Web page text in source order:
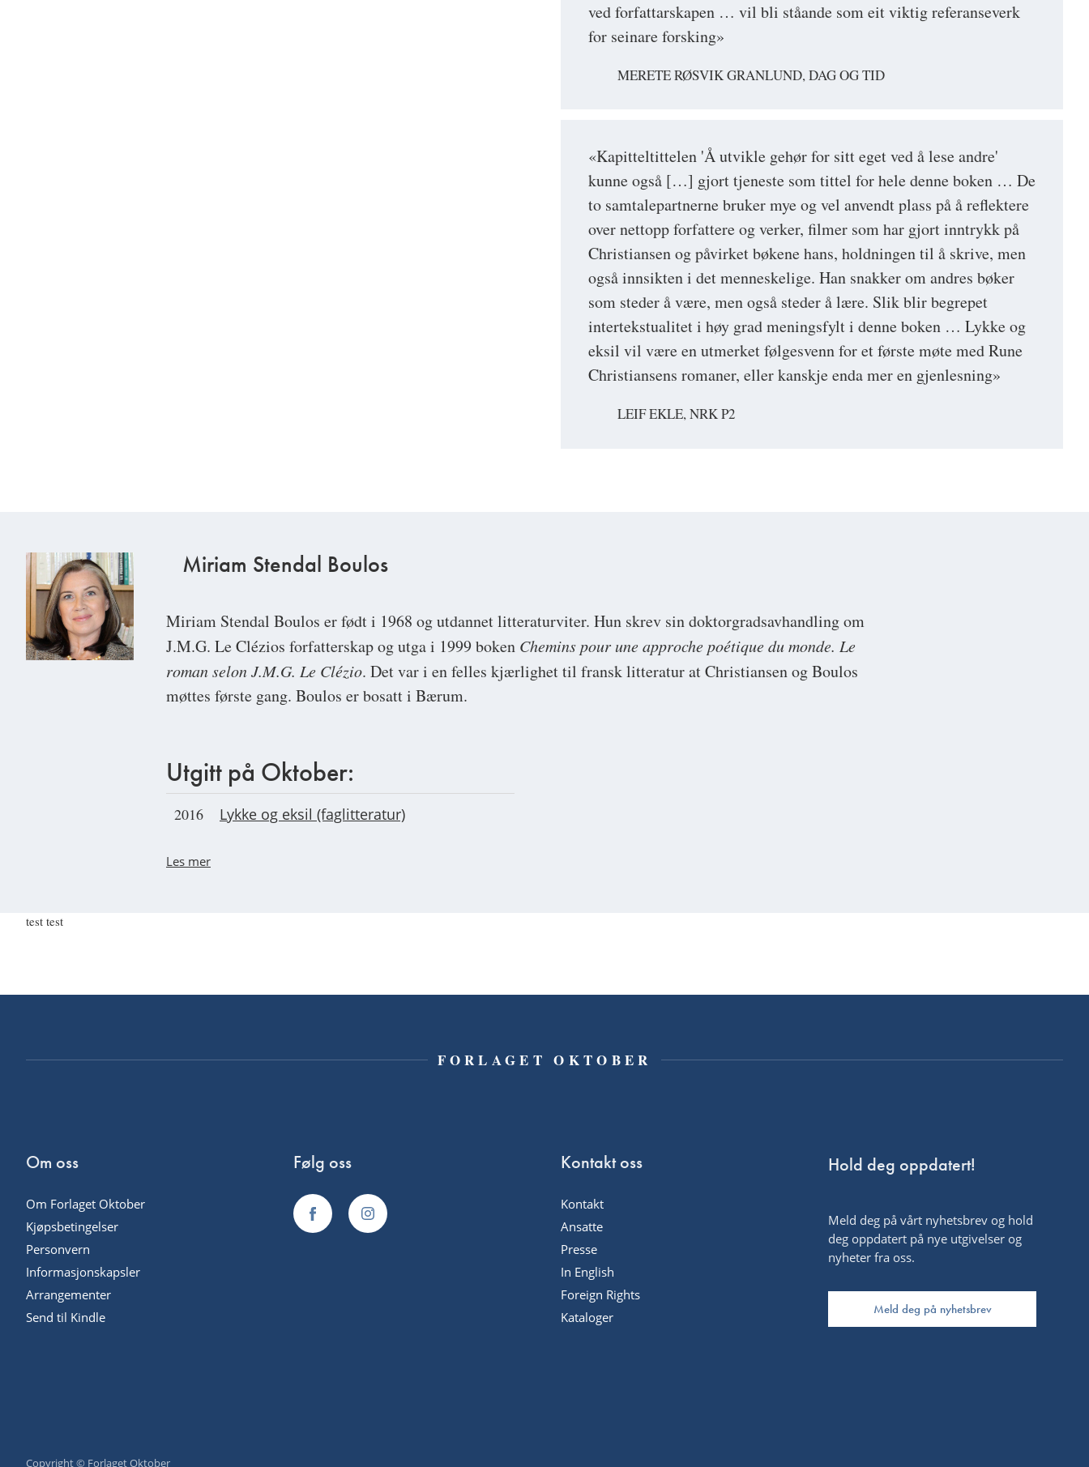
ved forfattarskapen … vil bli ståande som eit viktig referanseverk
for seinare forsking»
MERETE RØSVIK GRANLUND, DAG OG TID
«Kapitteltittelen 'Å utvikle gehør for sitt eget ved å lese andre'
kunne også […] gjort tjeneste som tittel for hele denne boken … De
to samtalepartnerne bruker mye og vel anvendt plass på å reflektere
over nettopp forfattere og verker, filmer som har gjort inntrykk på
Christiansen og påvirket bøkene hans, holdningen til å skrive, men
også innsikten i det menneskelige. Han snakker om andres bøker
som steder å være, men også steder å lære. Slik blir begrepet
intertekstualitet i høy grad meningsfylt i denne boken … Lykke og
eksil vil være en utmerket følgesvenn for et første møte med Rune
Christiansens romaner, eller kanskje enda mer en gjenlesning»
LEIF EKLE, NRK P2
Miriam Stendal Boulos
Miriam Stendal Boulos er født i 1968 og utdannet litteraturviter. Hun skrev sin doktorgradsavhandling om
J.M.G. Le Clézios forfatterskap og utga i 1999 boken Chemins pour une approche poétique du monde. Le
roman selon J.M.G. Le Clézio. Det var i en felles kjærlighet til fransk litteratur at Christiansen og Boulos
møttes første gang. Boulos er bosatt i Bærum.
Utgitt på Oktober:
2016 Lykke og eksil (faglitteratur)
Les mer
test test
FORLAGET OKTOBER
Om oss
Om Forlaget Oktober
Kjøpsbetingelser
Personvern
Informasjonskapsler
Arrangementer
Send til Kindle
Følg oss Kontakt oss
Kontakt
Ansatte
Presse
In English
Foreign Rights
Kataloger
Hold deg oppdatert!
Meld deg på vårt nyhetsbrev og hold
deg oppdatert på nye utgivelser og
nyheter fra oss.
Meld deg på nyhetsbrev
Copyright © Forlaget Oktober